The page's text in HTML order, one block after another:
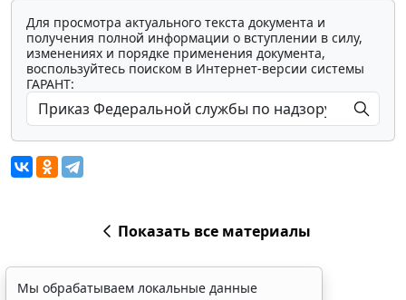
Для просмотра актуального текста документа и
получения полной информации о вступлении в силу,
изменениях и порядке применения документа,
воспользуйтесь поиском в Интернет-версии системы
ГАРАНТ:
Показать все материалы
Мы обрабатываем локальные данные